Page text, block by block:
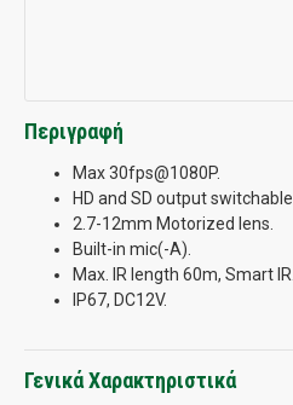
Περιγραφή
Max 30fps@1080P.
HD and SD output switchable.
2.7-12mm Motorized lens.
Built-in mic(-A).
Max. IR length 60m, Smart IR.
IP67, DC12V.
Γενικά Χαρακτηριστικά